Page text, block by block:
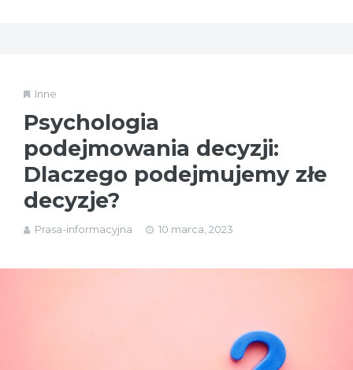
Inne
Psychologia
podejmowania decyzji:
Dlaczego podejmujemy złe
decyzje?
Prasa-informacyjna 10 marca, 2023